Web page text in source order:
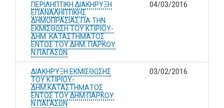
ΠΕΡΙΛΗΠΤΙΚΗ ΔΙΑΚΗΡΥΞΗ
ΕΠΑΝΑΛΗΠΤΙΚΗΣ
ΔΗΜΟΠΡΑΣΙΑΣ ΓΙΑ ΤΗΝ
ΕΚΜΙΣΘΩΣΗ ΤΟΥ ΚΤΙΡΙΟΥ-
ΔΗΜ. ΚΑΤΑΣΤΗΜΑΤΟΣ
ΕΝΤΟΣ ΤΟΥ ΔΗΜ. ΠΑΡΚΟΥ
Ν.ΠΑΓΑΣΩΝ
04/03/2016
ΔΙΑΚΗΡΥΞΗ ΕΚΜΙΣΘΩΣΗΣ
ΤΟΥ ΚΤΙΡΙΟΥ-
ΔΗΜ.ΚΑΤΑΣΤΗΜΑΤΟΣ
ΕΝΤΟΣ ΤΟΥ ΔΗΜ.ΠΑΡΚΟΥ
Ν.ΠΑΓΑΣΩΝ
03/02/2016